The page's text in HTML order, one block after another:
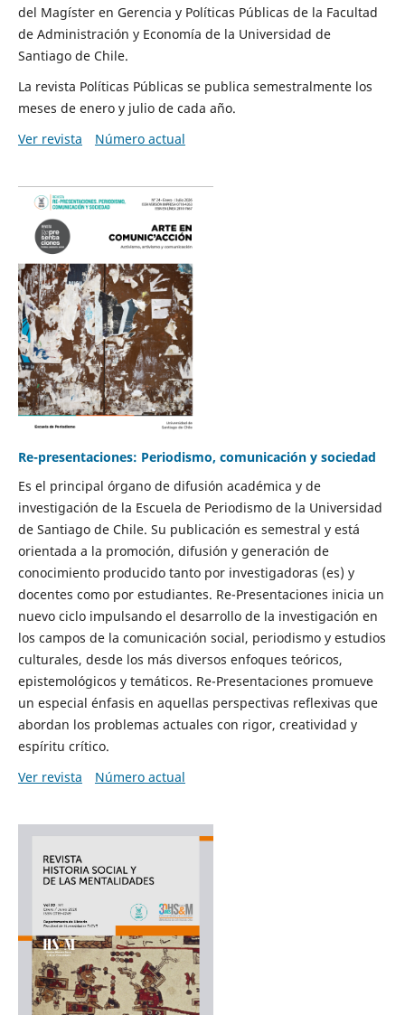
del Magíster en Gerencia y Políticas Públicas de la Facultad
de Administración y Economía de la Universidad de
Santiago de Chile.
La revista Políticas Públicas se publica semestralmente los
meses de enero y julio de cada año.
Ver revista
Número actual
Re-presentaciones: Periodismo, comunicación y sociedad
Es el principal órgano de difusión académica y de
investigación de la Escuela de Periodismo de la Universidad
de Santiago de Chile. Su publicación es semestral y está
orientada a la promoción, difusión y generación de
conocimiento producido tanto por investigadoras (es) y
docentes como por estudiantes. Re-Presentaciones inicia un
nuevo ciclo impulsando el desarrollo de la investigación en
los campos de la comunicación social, periodismo y estudios
culturales, desde los más diversos enfoques teóricos,
epistemológicos y temáticos. Re-Presentaciones promueve
un especial énfasis en aquellas perspectivas reflexivas que
abordan los problemas actuales con rigor, creatividad y
espíritu crítico.
Ver revista
Número actual